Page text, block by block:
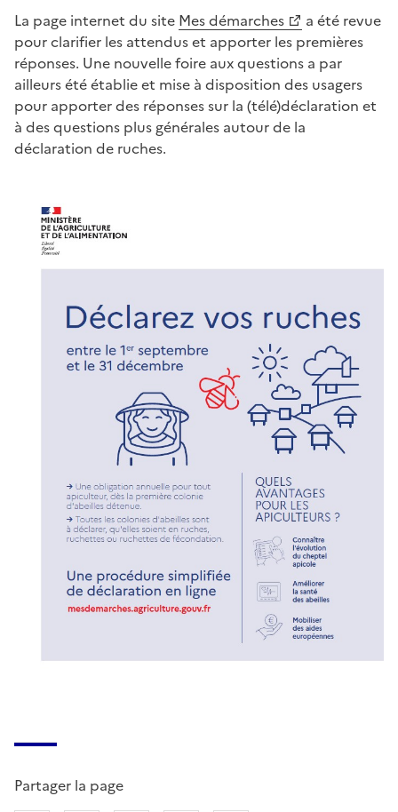
La page internet du site Mes démarches
a été revue
pour clarifier les attendus et apporter les premières
réponses. Une nouvelle foire aux questions a par
ailleurs été établie et mise à disposition des usagers
pour apporter des réponses sur la (télé)déclaration et
à des questions plus générales autour de la
déclaration de ruches.
Partager la page